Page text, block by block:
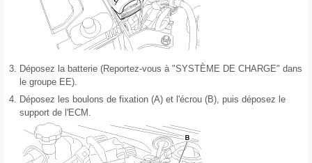
3. Déposez la batterie (Reportez-vous à "SYSTÈME DE CHARGE" dans
le groupe EE).
4. Déposez les boulons de fixation (A) et l'écrou (B), puis déposez le
support de l'ECM.